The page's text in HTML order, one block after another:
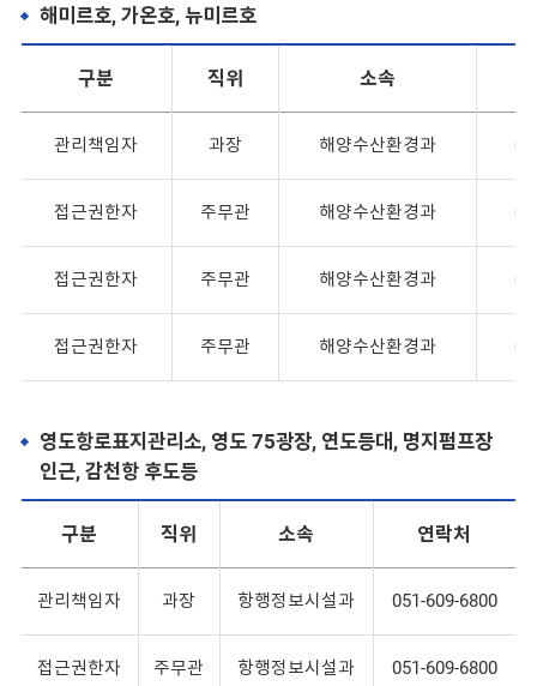
해미르호, 가온호, 뉴미르호
구분 직위 소속
관리책임자 과장 해양수산환경과
접근권한자 주무관 해양수산환경과
접근권한자 주무관 해양수산환경과
접근권한자 주무관 해양수산환경과
영도항로표지관리소, 영도 75광장, 연도등대, 명지펌프장
인근, 감천항 후도등
구분 직위 소속 연락처
관리책임자 과장 항행정보시설과 051-609-6800
접근권한자 주무관 항행정보시설과 051-609-6800